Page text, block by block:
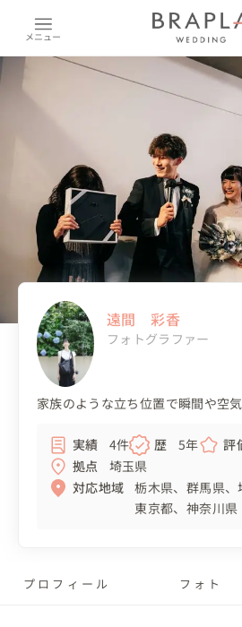
メニュー
遠間 彩香
フォトグラファー
家族のような立ち位置で瞬間や空
実績 4件 歴 5年 評
拠点
埼玉県
対応地域
栃木県 群馬県
東京都
神奈川県
プロフィール フォト